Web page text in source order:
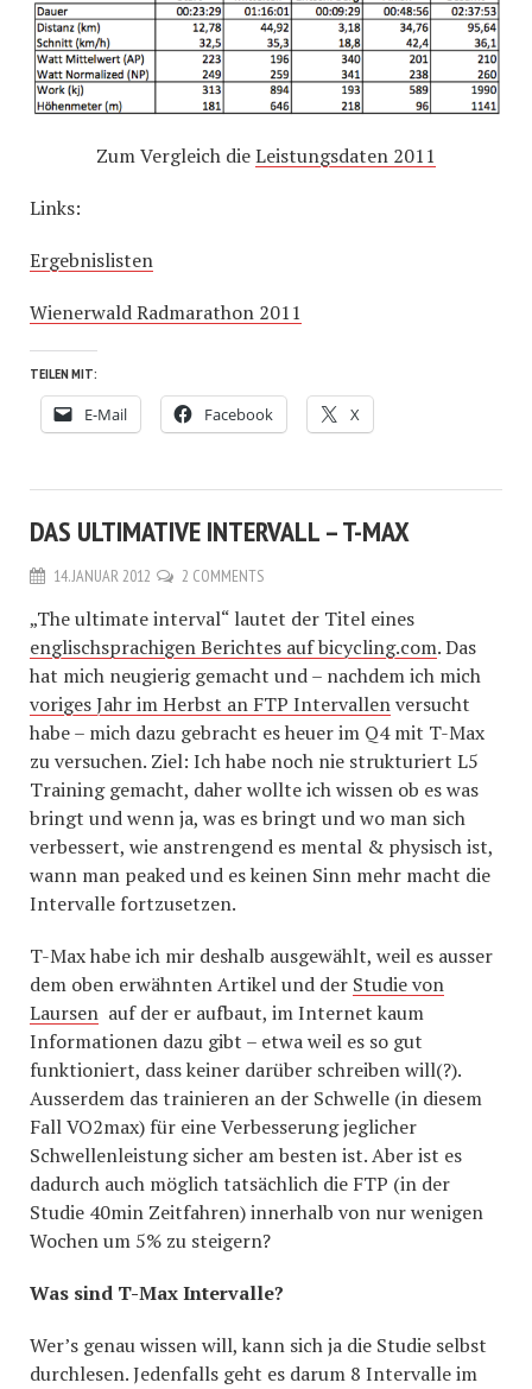
Zum Vergleich dieLeistungsdaten 2011
Links:
Ergebnislisten
Wienerwald Radmarathon 2011
TEILEN MIT:
E-Mail Facebook X
DAS ULTIMATIVE INTERVALL – T-MAX
14. JANUAR 2012 2 COMMENTS
„The ultimate interval“ lautet der Titel eines
englischsprachigen Berichtes auf bicycling.com. Das
hat mich neugierig gemacht und – nachdem ich mich
voriges Jahr im Herbst an FTP Intervallenversucht
habe – mich dazu gebracht es heuer im Q4 mit T-Max
zu versuchen. Ziel: Ich habe noch nie strukturiert L5
Training gemacht, daher wollte ich wissen ob es was
bringt und wenn ja, was es bringt und wo man sich
verbessert, wie anstrengend es mental & physisch ist,
wann man peaked und es keinen Sinn mehr macht die
Intervalle fortzusetzen.
T-Max habe ich mir deshalb ausgewählt, weil es ausser
dem oben erwähnten Artikel und der Studie von
Laursen auf der er aufbaut, im Internet kaum
Informationen dazu gibt – etwa weil es so gut
funktioniert, dass keiner darüber schreiben will(?).
Ausserdem das trainieren an der Schwelle (in diesem
Fall VO2max) für eine Verbesserung jeglicher
Schwellenleistung sicher am besten ist. Aber ist es
dadurch auch möglich tatsächlich die FTP (in der
Studie 40min Zeitfahren) innerhalb von nur wenigen
Wochen um 5% zu steigern?
Was sind T-Max Intervalle?
Wer’s genau wissen will, kann sich ja die Studie selbst
durchlesen. Jedenfalls geht es darum 8 Intervalle im